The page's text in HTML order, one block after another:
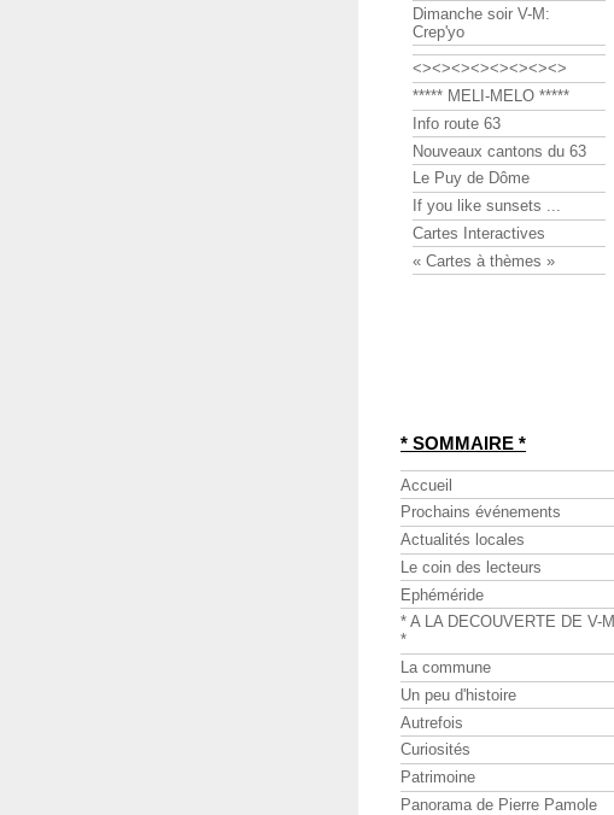
Dimanche soir V-M:
Crep'yo
<><><><><><><><>
***** MELI-MELO *****
Info route 63
Nouveaux cantons du 63
Le Puy de Dôme
If you like sunsets ...
Cartes Interactives
« Cartes à thèmes »
* SOMMAIRE *
Accueil
Prochains événements
Actualités locales
Le coin des lecteurs
Ephéméride
* A LA DECOUVERTE DE V-M
*
La commune
Un peu d'histoire
Autrefois
Curiosités
Patrimoine
Panorama de Pierre Pamole